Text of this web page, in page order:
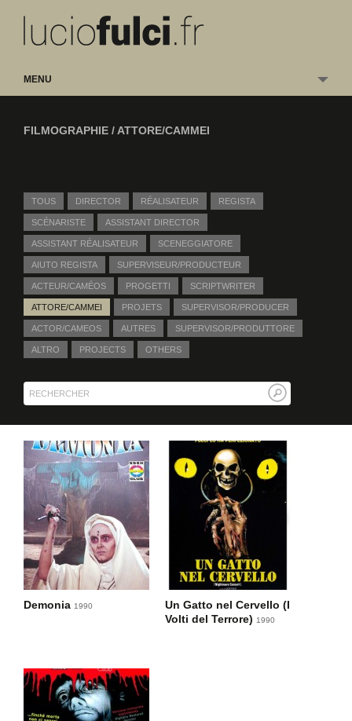
MENU
FILMOGRAPHIE / ATTORE/CAMMEI
TOUS DIRECTOR RÉALISATEUR REGISTA
SCÉNARISTE ASSISTANT DIRECTOR
ASSISTANT RÉALISATEUR SCENEGGIATORE
AIUTO REGISTA SUPERVISEUR/PRODUCTEUR
ACTEUR/CAMÉOS PROGETTI SCRIPTWRITER
ATTORE/CAMMEI PROJETS SUPERVISOR/PRODUCER
ACTOR/CAMEOS AUTRES SUPERVISOR/PRODUTTORE
ALTRO PROJECTS OTHERS
Demonia 1990
Un Gatto nel Cervello (I
Volti del Terrore) 1990